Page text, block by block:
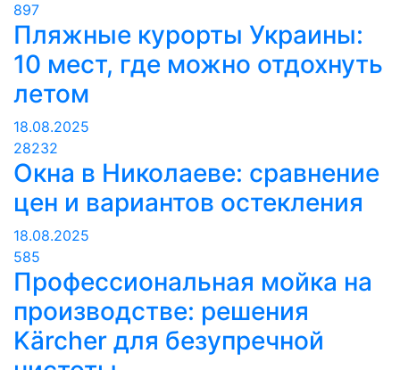
897
Пляжные курорты Украины:
10 мест, где можно отдохнуть
летом
18.08.2025
28232
Окна в Николаеве: сравнение
цен и вариантов остекления
18.08.2025
585
Профессиональная мойка на
производстве: решения
Kärcher для безупречной